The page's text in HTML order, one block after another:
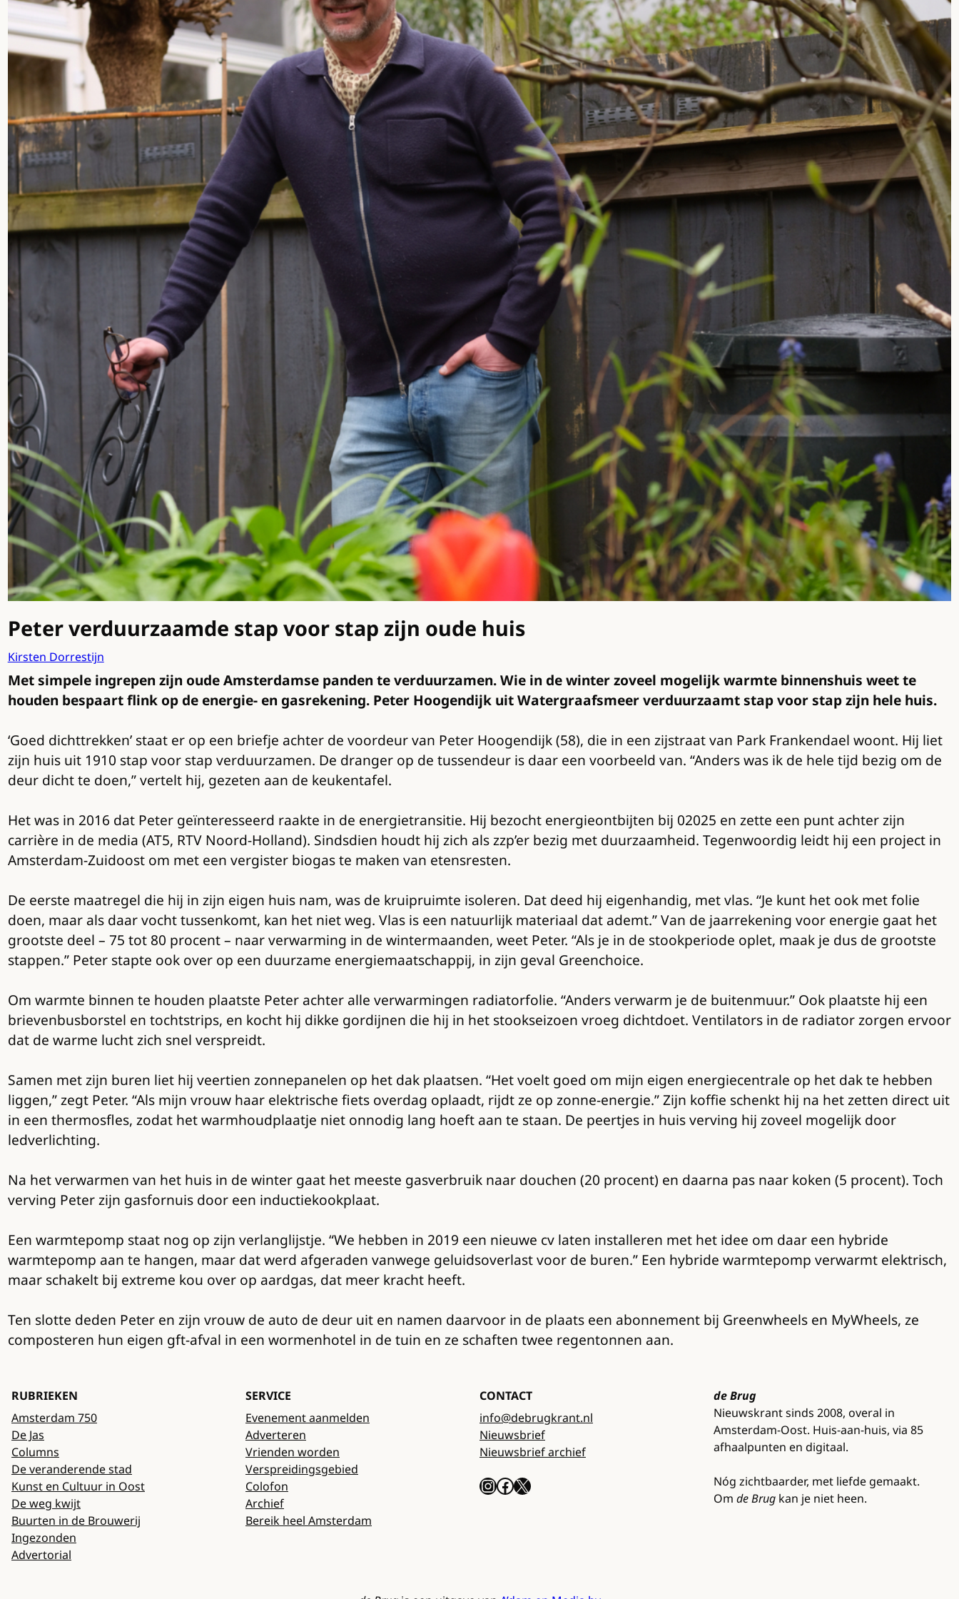
Peter verduurzaamde stap voor stap zijn oude huis
Kirsten Dorrestijn
Met simpele ingrepen zijn oude Amsterdamse panden te verduurzamen. Wie in de winter zoveel mogelijk warmte binnenshuis weet te
houden bespaart flink op de energie- en gasrekening. Peter Hoogendijk uit Watergraafsmeer verduurzaamt stap voor stap zijn hele huis.
‘Goed dichttrekken’ staat er op een briefje achter de voordeur van Peter Hoogendijk (58), die in een zijstraat van Park Frankendael woont. Hij liet
zijn huis uit 1910 stap voor stap verduurzamen. De dranger op de tussendeur is daar een voorbeeld van. “Anders was ik de hele tijd bezig om de
deur dicht te doen,” vertelt hij, gezeten aan de keukentafel.
Het was in 2016 dat Peter geïnteresseerd raakte in de energietransitie. Hij bezocht energieontbijten bij 02025 en zette een punt achter zijn
carrière in de media (AT5, RTV Noord-Holland). Sindsdien houdt hij zich als zzp’er bezig met duurzaamheid. Tegenwoordig leidt hij een project in
Amsterdam-Zuidoost om met een vergister biogas te maken van etensresten.
De eerste maatregel die hij in zijn eigen huis nam, was de kruipruimte isoleren. Dat deed hij eigenhandig, met vlas. “Je kunt het ook met folie
doen, maar als daar vocht tussenkomt, kan het niet weg. Vlas is een natuurlijk materiaal dat ademt.” Van de jaarrekening voor energie gaat het
grootste deel – 75 tot 80 procent – naar verwarming in de wintermaanden, weet Peter. “Als je in de stookperiode oplet, maak je dus de grootste
stappen.” Peter stapte ook over op een duurzame energiemaatschappij, in zijn geval Greenchoice.
Om warmte binnen te houden plaatste Peter achter alle verwarmingen radiatorfolie. “Anders verwarm je de buitenmuur.” Ook plaatste hij een
brievenbusborstel en tochtstrips, en kocht hij dikke gordijnen die hij in het stookseizoen vroeg dichtdoet. Ventilators in de radiator zorgen ervoor
dat de warme lucht zich snel verspreidt.
Samen met zijn buren liet hij veertien zonnepanelen op het dak plaatsen. “Het voelt goed om mijn eigen energiecentrale op het dak te hebben
liggen,” zegt Peter. “Als mijn vrouw haar elektrische fiets overdag oplaadt, rijdt ze op zonne-energie.” Zijn koffie schenkt hij na het zetten direct uit
in een thermosfles, zodat het warmhoudplaatje niet onnodig lang hoeft aan te staan. De peertjes in huis verving hij zoveel mogelijk door
ledverlichting.
Na het verwarmen van het huis in de winter gaat het meeste gasverbruik naar douchen (20 procent) en daarna pas naar koken (5 procent). Toch
verving Peter zijn gasfornuis door een inductiekookplaat.
Een warmtepomp staat nog op zijn verlanglijstje. “We hebben in 2019 een nieuwe cv laten installeren met het idee om daar een hybride
warmtepomp aan te hangen, maar dat werd afgeraden vanwege geluidsoverlast voor de buren.” Een hybride warmtepomp verwarmt elektrisch,
maar schakelt bij extreme kou over op aardgas, dat meer kracht heeft.
Ten slotte deden Peter en zijn vrouw de auto de deur uit en namen daarvoor in de plaats een abonnement bij Greenwheels en MyWheels, ze
composteren hun eigen gft-afval in een wormenhotel in de tuin en ze schaften twee regentonnen aan.
RUBRIEKEN
Amsterdam 750
De Jas
Columns
De veranderende stad
Kunst en Cultuur in Oost
De weg kwijt
Buurten in de Brouwerij
Ingezonden
Advertorial
SERVICE
Evenement aanmelden
Adverteren
Vrienden worden
Verspreidingsgebied
Colofon
Archief
Bereik heel Amsterdam
CONTACT
info@debrugkrant.nl
Nieuwsbrief
Nieuwsbrief archief
InstagramFacebook X
de Brug
Nieuwskrant sinds 2008, overal in
Amsterdam-Oost. Huis-aan-huis, via 85
afhaalpunten en digitaal.
Nóg zichtbaarder, met liefde gemaakt.
Om de Brug kan je niet heen.